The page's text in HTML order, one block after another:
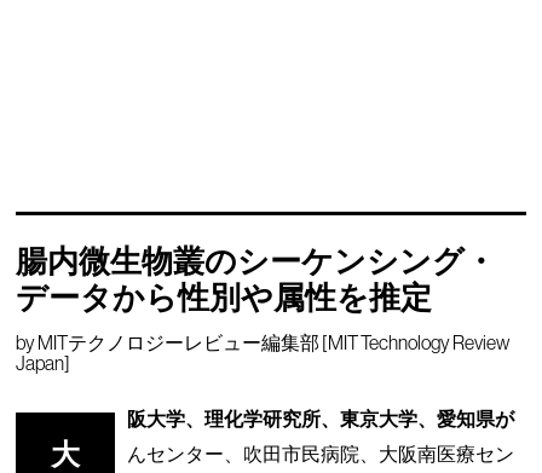
腸内微生物叢のシーケンシング・
データから性別や属性を推定
byMITテクノロジーレビュー編集部 [MIT Technology Review
Japan]
大
阪大学、理化学研究所、東京大学、愛知県が
んセンター、吹田市民病院、大阪南医療セン